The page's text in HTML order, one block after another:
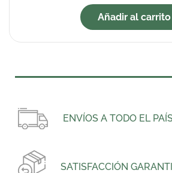
Añadir al carrito
ENVÍOS A TODO EL
SATISFACCIÓN